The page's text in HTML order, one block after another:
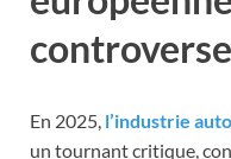
En 2025, l’industrie
un tournant critique,